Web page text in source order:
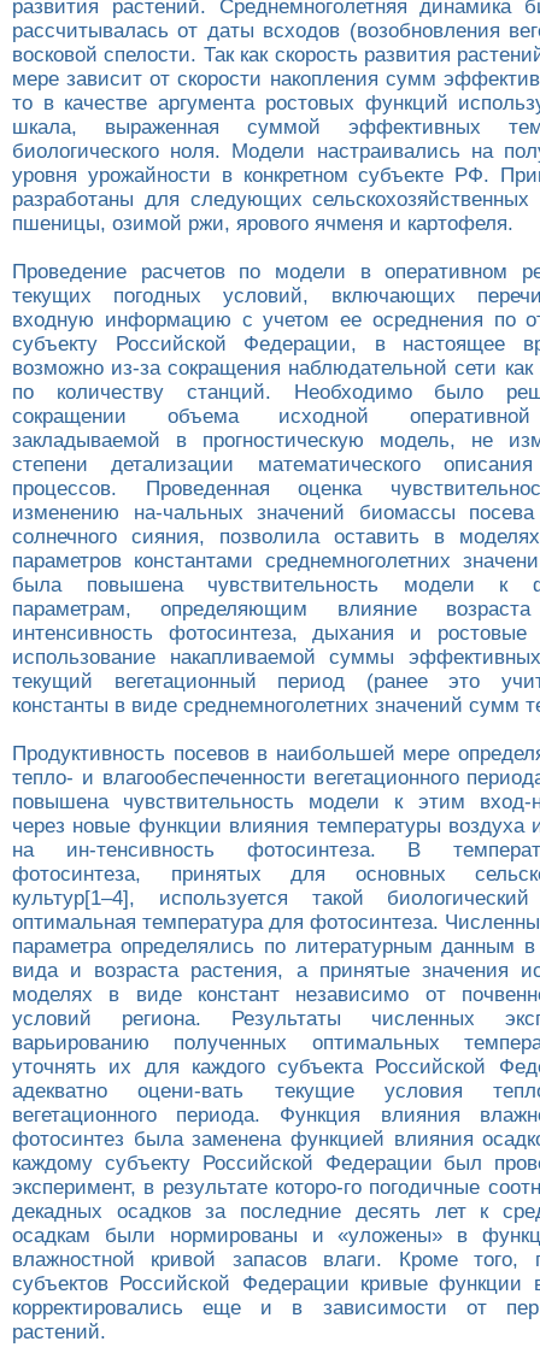
развития растений. Среднемноголетняя динамика
рассчитывалась от даты всходов (возобновления
восковой спелости. Так как скорость развития
мере зависит от скорости накопления сумм
то в качестве аргумента ростовых функций
шкала, выраженная суммой эффективных
биологического ноля. Модели настраивались на
уровня урожайности в конкретном субъекте РФ.
разработаны для следующих сельскохозяйственных
пшеницы, озимой ржи, ярового ячменя и картофеля.
Проведение расчетов по модели в оперативном
текущих погодных условий, включающих
входную информацию с учетом ее осреднения по
субъекту Российской Федерации, в настоящее
возможно из-за сокращения наблюдательной сети
по количеству станций. Необходимо было
сокращении объема исходной
закладываемой в прогностическую модель, не
степени детализации математического
процессов. Проведенная оценка
изменению на-чальных значений биомассы
солнечного сияния, позволила оставить в
параметров константами среднемноголетних
была повышена чувствительность модели к
параметрам, определяющим влияние
интенсивность фотосинтеза, дыхания и
использование накапливаемой суммы
текущий вегетационный период (ранее это
константы в виде среднемноголетних значений сумм
Продуктивность посевов в наибольшей мере
тепло- и влагообеспеченности вегетационного
повышена чувствительность модели к этим
через новые функции влияния температуры воздуха
на ин-тенсивность фотосинтеза. В
фотосинтеза, принятых для основных сельско-
культур[1–4], используется такой
оптимальная температура для фотосинтеза.
параметра определялись по литературным данным
вида и возраста растения, а принятые значения
моделях в виде констант независимо от
условий региона. Результаты численных
варьированию полученных оптимальных
уточнять их для каждого субъекта Российской
адекватно оцени-вать текущие условия
вегетационного периода. Функция влияния
фотосинтез была заменена функцией влияния
каждому субъекту Российской Федерации был
эксперимент, в результате которо-го погодичные
декадных осадков за последние десять лет к
осадкам были нормированы и «уложены» в
влажностной кривой запасов влаги. Кроме того,
субъектов Российской Федерации кривые функции
корректировались еще и в зависимости от
растений.